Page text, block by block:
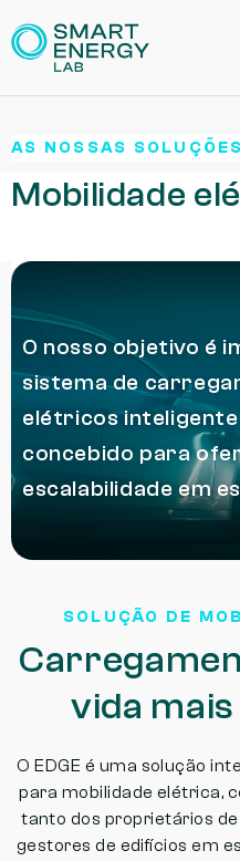
AS NOSSAS
Mobilidade
O nosso objetivo é
sistema de
elétricos inteligente
concebido para
escalabilidade em
SOLUÇÃO DE
vida
O EDGE é uma solução
para mobilidade elétrica,
tanto dos proprietários
gestores de edifícios em